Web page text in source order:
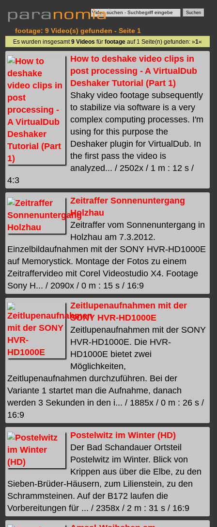
footage: 9 Video(s) gefunden - Seite 1
Es wurden insgesamt 9 Videos für footageauf 1 Seite(n) gefunden: »1«
How to deshake video clips in
post processing - A VirtualDub
Deshaker Tutorial (Part 1)
Shaky video footage subsequently
to stabilize via software is a very
complex computing processes. I'm
using for this purpose the
Deshaker plugin for VirtualDub. In
the first pass the video is
analyzed... / 2502x / 1 m : 12 s /
4:3
Zeitraffer Sonnenuntergang
Holzhau
Zeitraffer vom Sonnenuntergang in
Holzhau am 7.3.2012.
Einzelbildaufnahmen mit der SONY HVR-HD1000E
auf Memorystick. Montage der Fotos zu einem
Zeitraffervideo mit Corel Videostudio X4. Footage
Sony H... / 2090x / 0 m : 15 s / 16:9
Zeitlupenaufnahmen mit der
SONY HVR-HD1000E
Zeitlupenaufnahmen mit der SONY
HVR-HD1000E. Die HVR-
HD1000E bietet zwei
Möglichkeiten,
Zeitlupenaufnahmen durchzuführen. Bei der
Variante 1 startet man die Aufnahme, danach
werden 3 Sekunden in den i... / 1885x / 0 m : 26 s /
16:9
Postelwitz im Winter (HD)
Der Bad Schandauer Ortsteil
Postelwitz im Winter. Blick von
Krippen aus über die Elbe, zu den
Sieben-Brüder-Häusern, zum Lilienstein, zu den
Schrammsteinen. Auf der B172 laufen die
Vorbereitungen für ... / 2358x / 2 m : 31 s / 16:9